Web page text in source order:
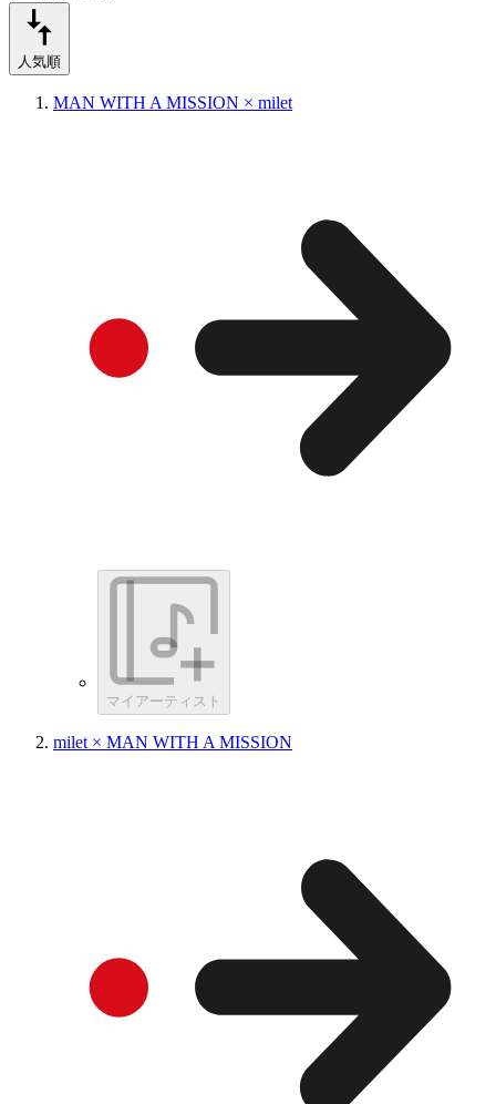
人気順
MAN WITH A MISSION × milet
マイアーティスト
milet × MAN WITH A MISSION